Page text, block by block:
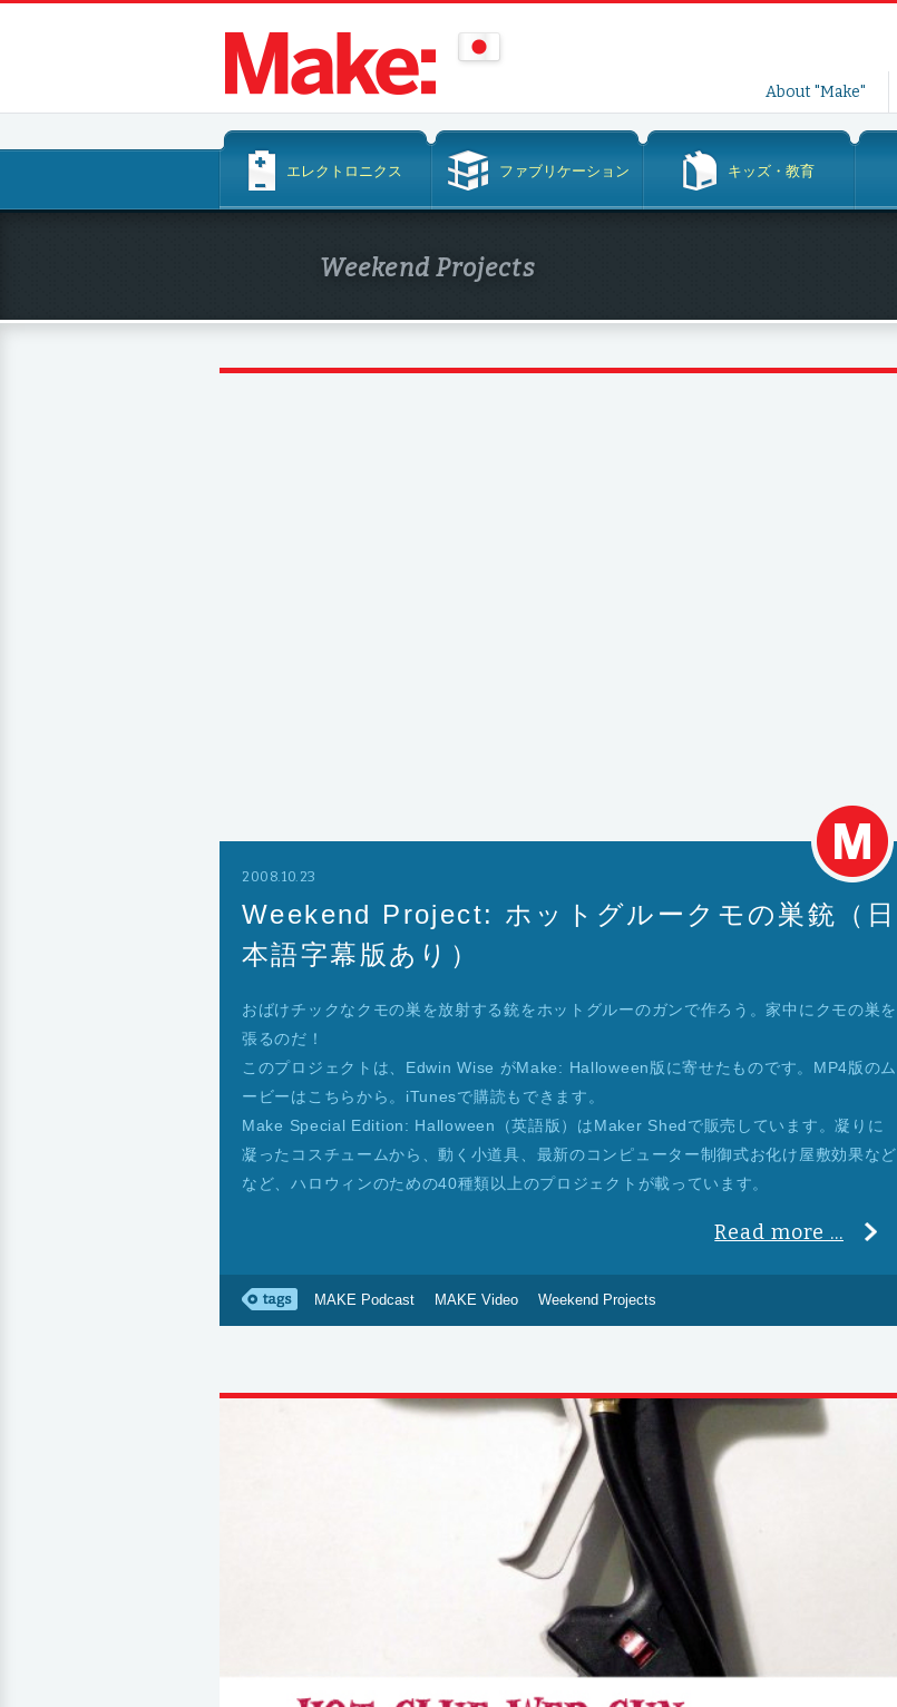
テ
ツ
へ
プ
About "Make"
テ
ス
エレクトロニクス ファブリケーション キッズ・教育
Weekend Projects
2008.10.23
Weekend Project: ホットグルークモの巣銃（日
本語字幕版あり）
おばけチックなクモの巣を放射する銃をホットグルーのガンで作ろう。家中にクモの巣を
張るのだ！
このプロジェクトは、Edwin Wise がMake: Halloween版に寄せたものです。MP4版のム
ービーはこちらから。iTunesで購読もできます。
Make Special Edition: Halloween（英語版）はMaker Shedで販売しています。凝りに
凝ったコスチュームから、動く小道具、最新のコンピューター制御式お化け屋敷効果など
など、ハロウィンのための40種類以上のプロジェクトが載っています。
Read more ...
MAKE Podcast MAKE Video Weekend Projects